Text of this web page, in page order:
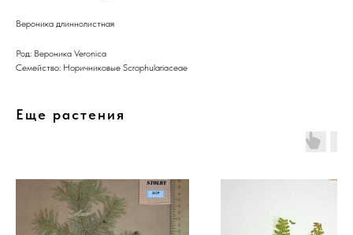
Вероника длиннолистная
Род: Вероника Veronica
Семейство: Норичниковые Scrophulariaceae
Еще растения